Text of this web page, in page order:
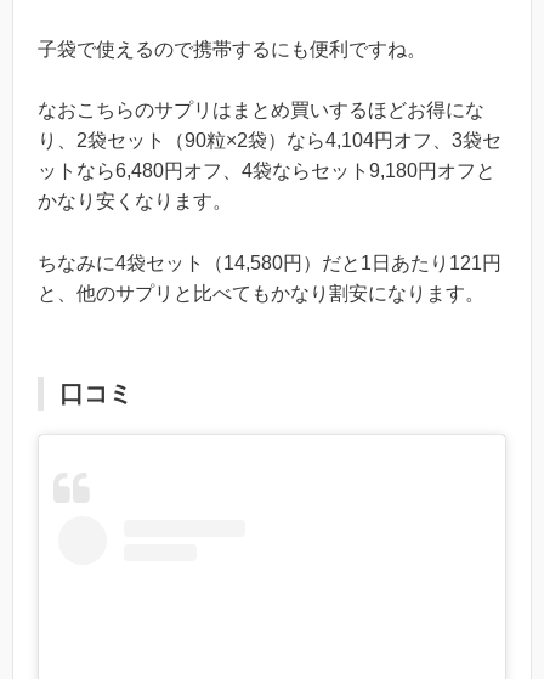
子袋で使えるので携帯するにも便利ですね。
なおこちらのサプリはまとめ買いするほどお得にな
り、2袋セット（90粒×2袋）なら4,104円オフ、3袋セ
ットなら6,480円オフ、4袋ならセット9,180円オフと
かなり安くなります。
ちなみに4袋セット（14,580円）だと1日あたり121円
と、他のサプリと比べてもかなり割安になります。
口コミ